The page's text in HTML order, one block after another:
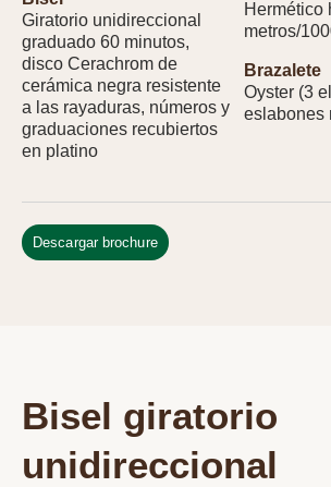
Giratorio unidireccional
graduado 60 minutos,
disco Cerachrom de
cerámica negra resistente
a las rayaduras, números y
graduaciones recubiertos
en platino
Hermético
metros/
Brazalete
Oyster (3
eslabones
Descargar brochure
Bisel giratorio
unidireccional